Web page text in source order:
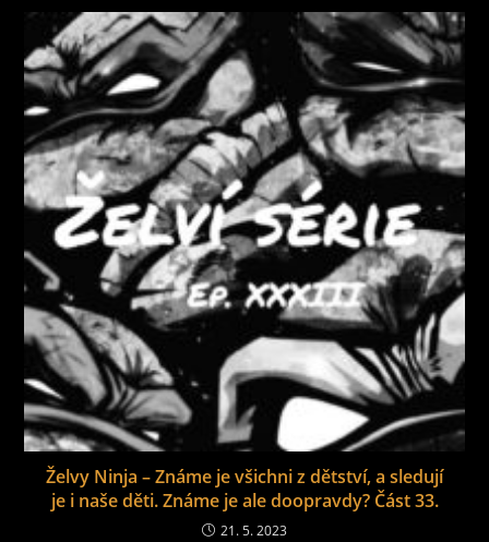
Želvy Ninja – Známe je všichni z dětství, a sledují
je i naše děti. Známe je ale doopravdy? Část 33.
21. 5. 2023